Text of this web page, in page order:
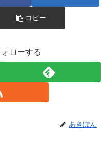
コピー
ローする
あきぽん